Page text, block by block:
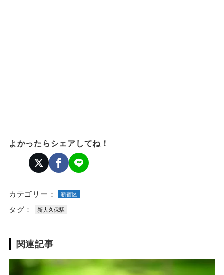
よかったらシェアしてね！
カテゴリー： 新宿区
タグ： 新大久保駅
関連記事